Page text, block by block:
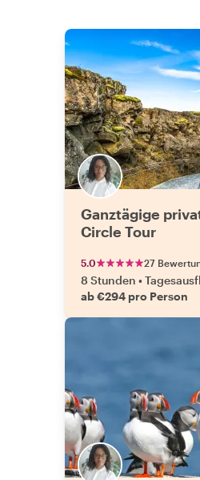
Ganztägige
Circle Tour
5.0 27
8 Stunden •
ab €294 pro Person